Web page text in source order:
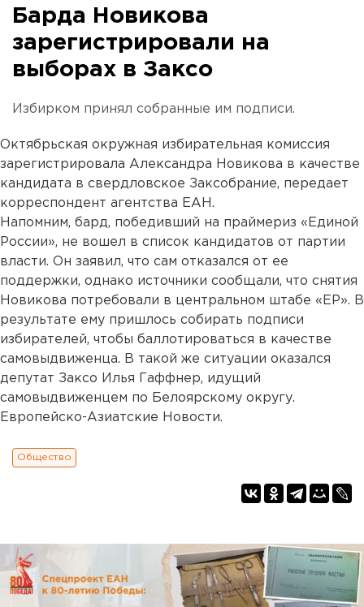
Барда Новикова
зарегистрировали на
выборах в Заксо
Избирком принял собранные им подписи.
Октябрьская окружная избирательная комиссия
зарегистрировала Александра Новикова в качестве
кандидата в свердловское Заксобрание, передает
корреспондент агентства ЕАН.
Напомним, бард, победивший на праймериз «Единой
России», не вошел в список кандидатов от партии
власти. Он заявил, что сам отказался от ее
поддержки, однако источники сообщали, что снятия
Новикова потребовали в центральном штабе «ЕР». В
результате ему пришлось собирать подписи
избирателей, чтобы баллотироваться в качестве
самовыдвиженца. В такой же ситуации оказался
депутат Заксо Илья Гаффнер, идущий
самовыдвиженцем по Белоярскому округу.
Европейско-Азиатские Новости.
Общество